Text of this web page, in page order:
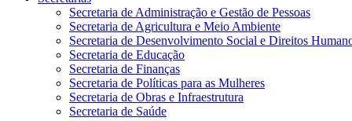
Secretaria de Administração e Gestão de Pessoas
Secretaria de Agricultura e Meio Ambiente
Secretaria de Desenvolvimento Social e Direitos
Secretaria de Educação
Secretaria de Finanças
Secretaria de Políticas para as Mulheres
Secretaria de Obras e Infraestrutura
Secretaria de Saúde